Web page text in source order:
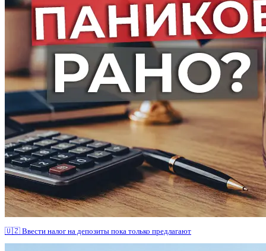
🇺🇿 Ввести налог на депозиты пока только предлагают